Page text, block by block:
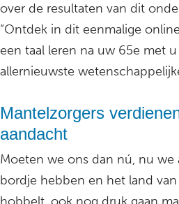
over de resultaten van dit
“Ontdek in dit eenmalige
een taal leren na uw 65e met
allernieuwste
Mantelzorgers
aandacht
Moeten we ons dan nú, nu we
bordje hebben en het land van